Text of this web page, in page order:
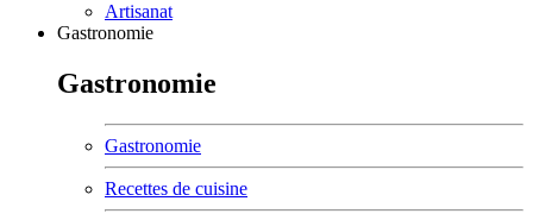
Artisanat
Gastronomie
Gastronomie
Gastronomie
Recettes de cuisine